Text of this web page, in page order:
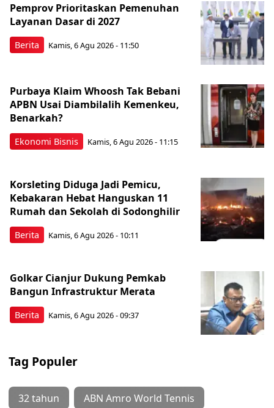
Berita
Pemprov Prioritaskan Pemenuhan
Layanan Dasar di 2027
Kamis, 6 Agu 2026 - 11:50
Ekonomi Bisnis
Purbaya Klaim Whoosh Tak Bebani
APBN Usai Diambilalih Kemenkeu,
Benarkah?
Kamis, 6 Agu 2026 - 11:15
Berita
Korsleting Diduga Jadi Pemicu,
Kebakaran Hebat Hanguskan 11
Rumah dan Sekolah di Sodonghilir
Kamis, 6 Agu 2026 - 10:11
Berita
Golkar Cianjur Dukung Pemkab
Bangun Infrastruktur Merata
Kamis, 6 Agu 2026 - 09:37
Tag Populer
32 tahun ABN Amro World Tennis